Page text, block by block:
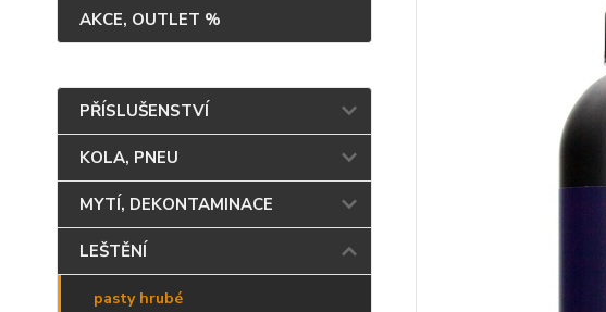
AKCE, OUTLET %
PŘÍSLUŠENSTVÍ
KOLA, PNEU
MYTÍ, DEKONTAMINACE
LEŠTĚNÍ
pasty hrubé